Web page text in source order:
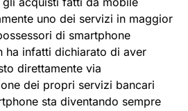
uno dei servizi in maggior
di smartphone
ha infatti dichiarato di aver
direttamente via
dei propri servizi bancari
sta diventando sempre